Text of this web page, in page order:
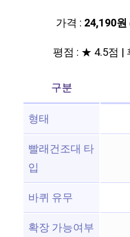
가격 : 24,190원
평점 : ★ 4.5점 |
구분
형태
빨래건조대 타
입
바퀴 유무
확장 가능여부